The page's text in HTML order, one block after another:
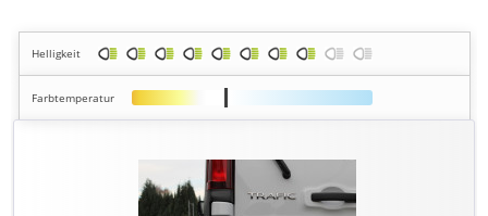
Helligkeit
Farbtemperatur